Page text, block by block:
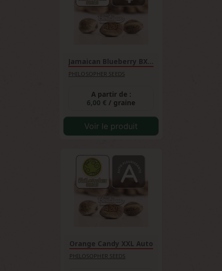
génétique légendaire.
Jamaican Blueberry BX...
PHILOSOPHER SEEDS
A partir de :
6,00 € / graine
Voir le produit
Orange Candy XXL Auto
PHILOSOPHER SEEDS